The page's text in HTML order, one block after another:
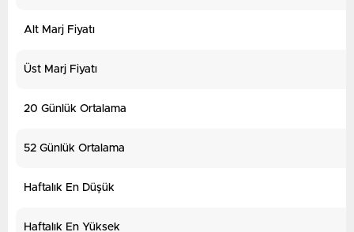
Alt Marj Fiyatı
Üst Marj Fiyatı
20 Günlük Ortalama
52 Günlük Ortalama
Haftalık En Düşük
Haftalık En Yüksek